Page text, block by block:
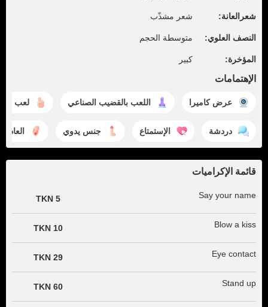
شعرالعانة: شعر مشذّب
النصف العلوي: متوسطة الحجم
المؤخرة: كبير
الإهتمامات
عرض كاميرا اللعب بالقضيب الصناعي لعب
دردشة الإستمتاع جنس يدوي العادة
قائمة الإكراميات
Say your name
5 TKN
Blow a kiss
10 TKN
Eye contact
29 TKN
Stand up
60 TKN